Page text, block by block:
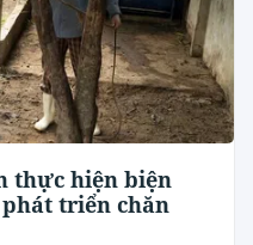
thực hiện biện
triển chăn